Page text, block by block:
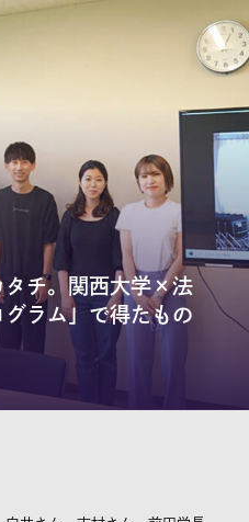
てほしい題材を、編集部へ
家の意見を聞きたい」「関
」といった要望を、どなた
ことはできません
タチ。関西大学×法
ラム」で得たもの